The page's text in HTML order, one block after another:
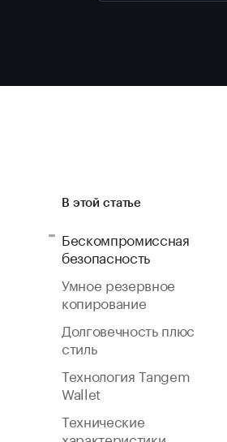
В этой статье
Бескомпромиссная
безопасность
Умное резервное
копирование
Долговечность плюс
стиль
Технология Tangem
Wallet
Технические